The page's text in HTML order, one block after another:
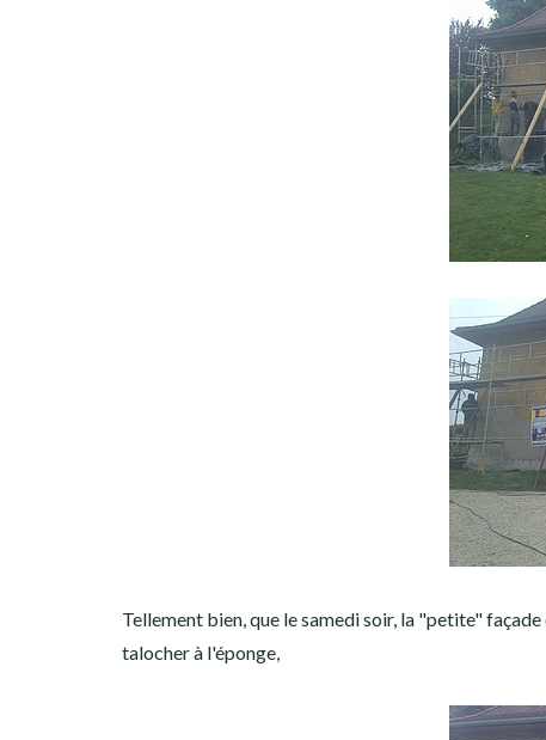
Tellement bien, que le samedi soir, la "petite"
talocher à l'éponge,